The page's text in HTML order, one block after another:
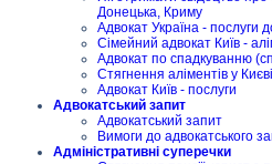
Донецька, Криму
Адвокат Україна - послуги
Сімейний адвокат Київ -
Адвокат по спадкуванню
Стягнення аліментів у
Адвокат Київ - послуги
Адвокатський запит
Адвокатський запит
Вимоги до адвокатського
Адміністративні суперечки